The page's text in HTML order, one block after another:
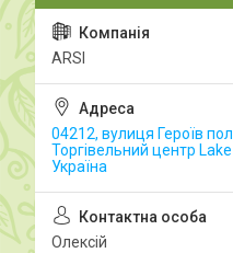
ARSI
04212, вулиця Героїв
Торгівельний центр
Україна
Олексій